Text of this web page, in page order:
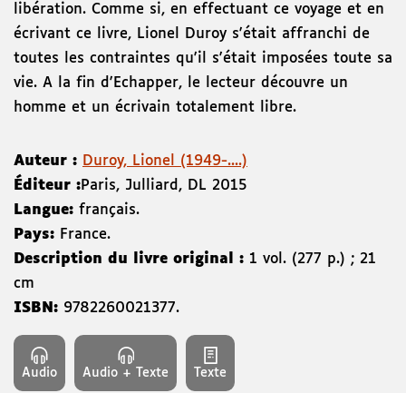
libération. Comme si, en effectuant ce voyage et en
écrivant ce livre, Lionel Duroy s'était affranchi de
toutes les contraintes qu'il s'était imposées toute sa
vie. A la fin d'Echapper, le lecteur découvre un
homme et un écrivain totalement libre.
Auteur : Duroy, Lionel (1949-....)
Éditeur :Paris, Julliard , DL 2015
Langue: français.
Pays: France.
Description du livre original : 1 vol. (277 p.) ; 21
cm
ISBN: 9782260021377.
Audio Audio + Texte Texte